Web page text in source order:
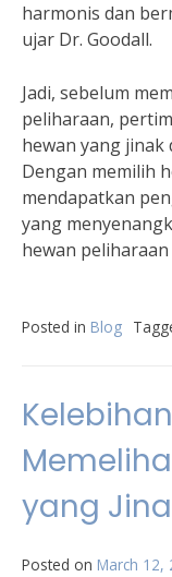
harmonis dan
ujar Dr. Goodall.
Jadi, sebelum
peliharaan,
hewan yang jinak
Dengan memilih
mendapatkan
yang
hewan peliharaan
Posted in Blog
yang
Posted on March 12,